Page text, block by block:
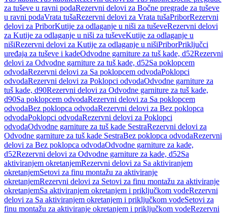
za tuševe u ravni podaRezervni delovi za Bočne pregrade za tuševe
u ravni podaVrata tušaRezervni delovi za Vrata tušaPriborRezervni
delovi za PriborKutije za odlaganje u niši za tuševeRezervni delovi
za Kutije za odlaganje u niši za tuševeKutije za odlaganje u
nišiRezervni delovi za Kutije za odlaganje u nišiPriborPriključci
uređaja za tuševe i kadeOdvodne garniture za tuš kade, d52Rezervni
delovi za Odvodne garniture za tuš kade, d52Sa poklopcem
odvodaRezervni delovi za Sa poklopcem odvodaPoklopci
odvodaRezervni delovi za Poklopci odvodaOdvodne garniture za
tuš kade, d90Rezervni delovi za Odvodne garniture za tuš kade,
d90Sa poklopcem odvodaRezervni delovi za Sa poklopcem
odvodaBez poklopca odvodaRezervni delovi za Bez poklopca
odvodaPoklopci odvodaRezervni delovi za Poklopci
odvodaOdvodne garniture za tuš kade SestraRezervni delovi za
Odvodne garniture za tuš kade SestraBez poklopca odvodaRezervni
delovi za Bez poklopca odvodaOdvodne garniture za kade,
d52Rezervni delovi za Odvodne garniture za kade, d52Sa
aktiviranjem okretanjemRezervni delovi za Sa aktiviranjem
okretanjemSetovi za finu montažu za aktiviranje
okretanjemRezervni delovi za Setovi za finu montažu za aktiviranje
okretanjemSa aktiviranjem okretanjem i priključkom vodeRezervni
delovi za Sa aktiviranjem okretanjem i priključkom vodeSetovi za
finu montažu za aktiviranje okretanjem i priključkom vodeRezervni